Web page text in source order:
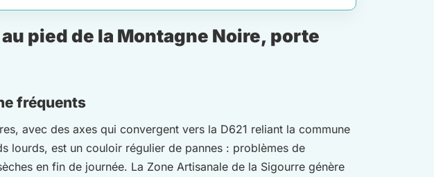
pied de la Montagne Noire, porte
fréquents
avec des axes qui convergent vers la D621 reliant la commune
lourds, est un couloir régulier de pannes : problèmes de
en fin de journée. La Zone Artisanale de la Sigourre génère